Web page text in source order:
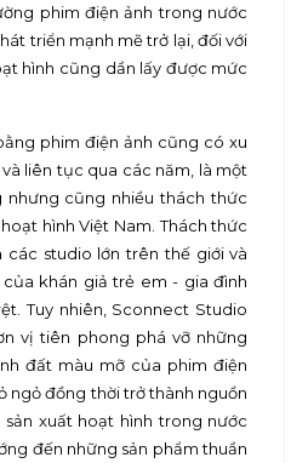
phim điện ảnh trong nước
triển mạnh mẽ trở lại, đối với
hình cũng dần lấy được mức
phim điện ảnh cũng có xu
liên tục qua các năm, là một
cũng nhiều thách thức
hình Việt Nam. Thách thức
studio lớn trên thế giới và
khán giả trẻ em - gia đình
Tuy nhiên, Sconnect Studio
vị tiên phong phá vỡ những
đất màu mỡ của phim điện
ngỏ đồng thời trở thành nguồn
xuất hoạt hình trong nước
đến những sản phẩm thuần